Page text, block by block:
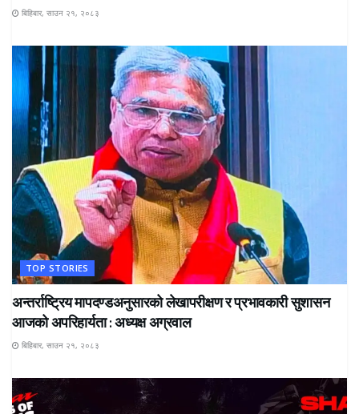
बिहिबार, साउन २१, २०८३
TOP STORIES
अन्तर्राष्ट्रिय मापदण्डअनुसारको लेखापरीक्षण र प्रभावकारी सुशासन
आजको अपरिहार्यता : अध्यक्ष अग्रवाल
बिहिबार, साउन २१, २०८३